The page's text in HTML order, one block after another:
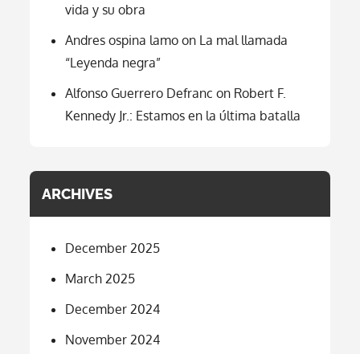
vida y su obra
Andres ospina lamo on La mal llamada
“Leyenda negra”
Alfonso Guerrero Defranc on Robert F.
Kennedy Jr.: Estamos en la última batalla
ARCHIVES
December 2025
March 2025
December 2024
November 2024